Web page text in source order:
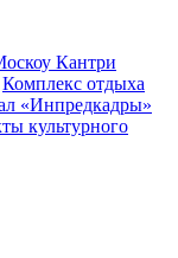
Кантри
Комплекс отдыха
«Инпредкадры»
культурного